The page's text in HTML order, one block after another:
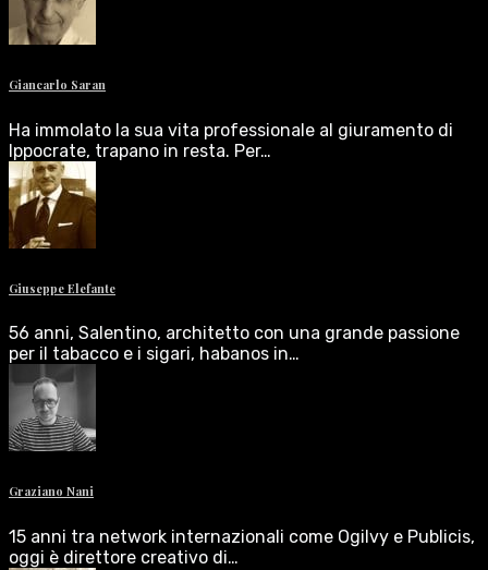
Giancarlo Saran
Ha immolato la sua vita professionale al giuramento di
Ippocrate, trapano in resta. Per…
Giuseppe Elefante
56 anni, Salentino, architetto con una grande passione
per il tabacco e i sigari, habanos in…
Graziano Nani
15 anni tra network internazionali come Ogilvy e Publicis,
oggi è direttore creativo di…